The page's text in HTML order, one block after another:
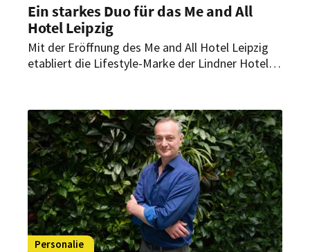
Ein starkes Duo für das Me and All
Hotel Leipzig
Mit der Eröffnung des Me and All Hotel Leipzig
etabliert die Lifestyle-Marke der Lindner Hotel
steht ein erfahrenes Führungsteam.
Personalie